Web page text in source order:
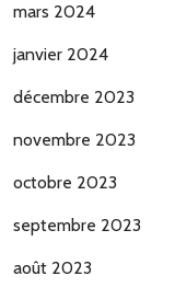
mars 2024
janvier 2024
décembre 2023
novembre 2023
octobre 2023
septembre 2023
août 2023